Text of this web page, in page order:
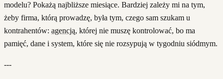
modelu? Pokażą najbliższe miesiące. Bardziej zależy mi na tym,
żeby firma, którą prowadzę, była tym, czego sam szukam u
kontrahentów: agencją, której nie muszę kontrolować, bo ma
pamięć, dane i system, które się nie rozsypują w tygodniu siódmym.
---